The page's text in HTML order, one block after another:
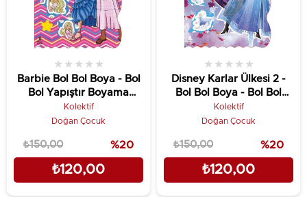
Barbie Bol Bol Boya - Bol
Bol Yapıştır Boyama
Kitabı - Çıkartma
Hediyeli!
★ ★ ★ ★ ★
Kolektif
Doğan Çocuk
₺120,00
₺150,00 %20
Disney Karlar Ülkesi 2 -
Bol Bol Boya - Bol Bol
Yapıştır Boyama Kitabı -
Çıkartma Hediyeli!
★ ★ ★ ★ ★
Kolektif
Doğan Çocuk
₺120,00
₺150,00 %20